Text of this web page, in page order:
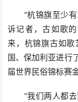
“杭锦旗至少有2
诉记者，古如歌
来，杭锦旗古如
国、保加利亚进行
届世界民俗锦标赛金
“我们两人都去